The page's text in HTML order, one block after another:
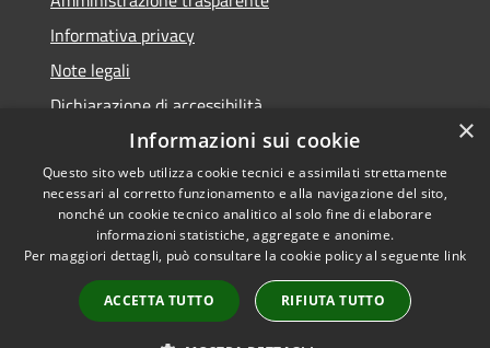
Informativa privacy
Note legali
Dichiarazione di accessibilità
Accessibilità
Privacy
Mappa del sito
Copyright © 2026 • Comune di
Monte Rinaldo • Powered by
Municipium
Accesso
redazione
×
Informazioni sui cookie
Questo sito web utilizza cookie tecnici e assimilati strettamente
necessari al corretto funzionamento e alla navigazione del sito,
nonché un cookie tecnico analitico al solo fine di elaborare
informazioni statistiche, aggregate e anonime.
Per maggiori dettagli, può consultare la cookie policy al seguente link
ACCETTA TUTTO RIFIUTA TUTTO